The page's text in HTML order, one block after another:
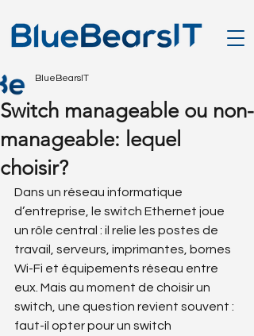
Switch manageable ou non-
manageable: lequel
choisir?
BlueBearsIT
Dans un réseau informatique
d’entreprise, le switch Ethernet joue
un rôle central : il relie les postes de
travail, serveurs, imprimantes, bornes
Wi-Fi et équipements réseau entre
eux. Mais au moment de choisir un
switch, une question revient souvent :
faut-il opter pour un switch